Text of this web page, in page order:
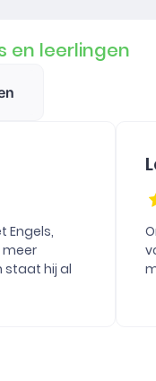
en leerlingen
Engels,
meer
staat hij al